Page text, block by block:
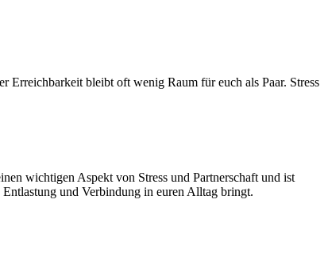
bleibt oft wenig Raum für euch als Paar. Stress
wichtigen Aspekt von Stress und Partnerschaft und ist
und Verbindung in euren Alltag bringt.